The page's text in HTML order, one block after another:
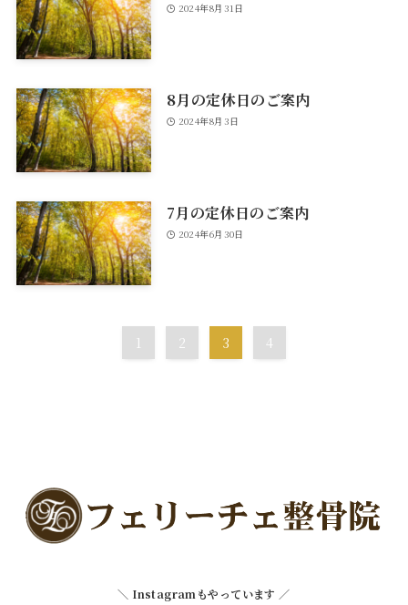
2024年8月31日
8月の定休日のご案内
2024年8月3日
7月の定休日のご案内
2024年6月30日
1 2 3 4
＼ Instagramもやっています ／